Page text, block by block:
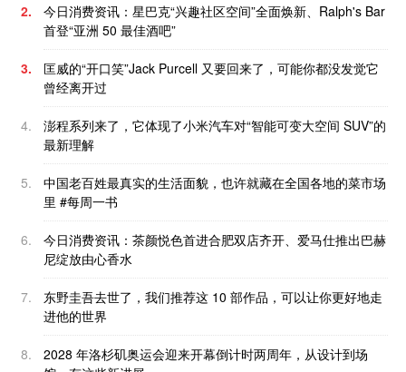
2.
今日消费资讯：星巴克“兴趣社区空间”全面焕新、Ralph's Bar
首登“亚洲 50 最佳酒吧”
3.
匡威的“开口笑”Jack Purcell 又要回来了，可能你都没发觉它
曾经离开过
4.
澎程系列来了，它体现了小米汽车对“智能可变大空间 SUV”的
最新理解
5.
中国老百姓最真实的生活面貌，也许就藏在全国各地的菜市场
里 #每周一书
6.
今日消费资讯：茶颜悦色首进合肥双店齐开、爱马仕推出巴赫
尼绽放由心香水
7.
东野圭吾去世了，我们推荐这 10 部作品，可以让你更好地走
进他的世界
8.
2028 年洛杉矶奥运会迎来开幕倒计时两周年，从设计到场